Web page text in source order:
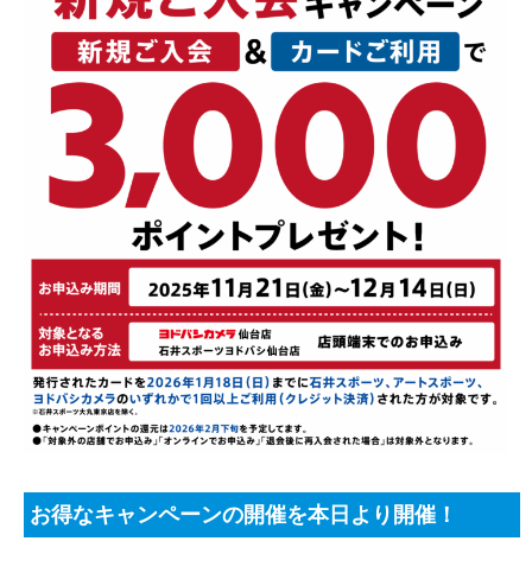
お得なキャンペーンの開催を本日より開催！